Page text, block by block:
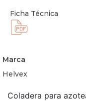
Ficha Técnica
Marca
Helvex
Coladera para